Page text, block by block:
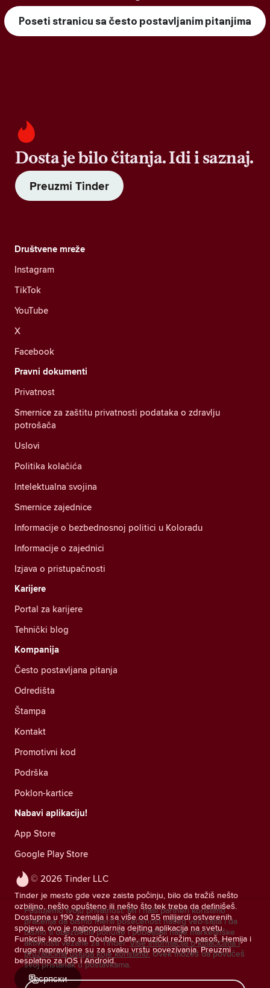
Poseti stranicu sa često postavljanim pitanjima
Dosta je bilo čitanja. Idi i saznaj.
Preuzmi Tinder
© 2026 Tinder LLC
Tinder je mesto gde veze zaista počinju, bilo da tražiš nešto
ozbiljno, nešto opušteno ili nešto što tek treba da definišeš.
Dostupna u 190 zemalja i sa više od 55 milijardi ostvarenih
spojeva, ovo je najpopularnija dejting aplikacija na svetu.
Funkcije kao što su Double Date, muzički režim, pasoš, Hemija i
druge napravljene su za svaku vrstu povezivanja. Preuzmi
besplatno za iOS i Android.
српски
Društvene mreže
Instagram
TikTok
YouTube
X
Facebook
Pravni dokumenti
Privatnost
Smernice za zaštitu privatnosti podataka o zdravlju
potrošača
Uslovi
Politika kolačića
Intelektualna svojina
Smernice zajednice
Informacije o bezbednosnoj politici u Koloradu
Informacije o zajednici
Izjava o pristupačnosti
Karijere
Portal za karijere
Tehnički blog
Kompanija
Često postavljana pitanja
Odredišta
Štampa
Kontakt
Promotivni kod
Podrška
Poklon-kartice
Nabavi aplikaciju!
App Store
Google Play Store
Poštujemo tvoju privatnost. Mi i naši partneri koristimo
praćenja da bismo merili posećenost našeg veb-sajta i da
bismo ti obezbedili ponude i poboljšali naše marketinške
aktivnosti vezane za Tinder. Više informacija o kolačićima i
pružaocima usluga koje koristimo. Uvek možeš da povučeš
svoj pristanak u postavkama.